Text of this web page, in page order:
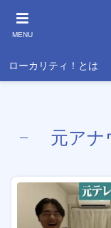
MENU
ローカリティ！とは
元アナ